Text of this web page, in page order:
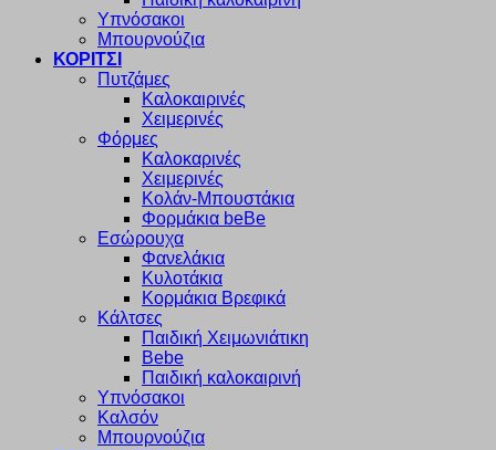
Υπνόσακοι
Μπουρνούζια
ΚΟΡΙΤΣΙ
Πυτζάμες
Καλοκαιρινές
Χειμερινές
Φόρμες
Καλοκαρινές
Χειμερινές
Κολάν-Μπουστάκια
Φορμάκια beBe
Εσώρουχα
Φανελάκια
Κυλοτάκια
Κορμάκια Βρεφικά
Κάλτσες
Παιδική Χειμωνιάτικη
Bebe
Παιδική καλοκαιρινή
Υπνόσακοι
Καλσόν
Μπουρνούζια